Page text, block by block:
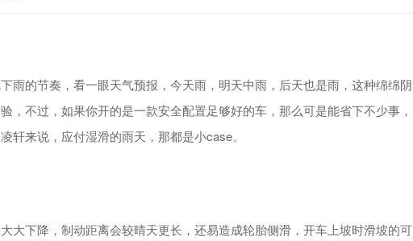
雨的节奏，看一眼天气预报，今天雨，明天中雨，后天也是雨，这种绵绵阴
，不过，如果你开的是一款安全配置足够好的车，那么可是能省下不少事，
轩来说，应付湿滑的雨天，那都是小case。
大下降，制动距离会较晴天更长，还易造成轮胎侧滑，开车上坡时滑坡的可